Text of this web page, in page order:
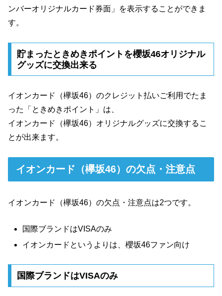
ンバーオリジナルカード券面」を表示することができま
す。
貯まったときめきポイントを櫻坂46オリジナル
グッズに交換出来る
イオンカード（欅坂46）のクレジット払いご利用でたま
った「ときめきポイント」は、
イオンカード（欅坂46）オリジナルグッズに交換するこ
とが出来ます。
イオンカード（欅坂46）の欠点・注意点
イオンカード（欅坂46）の欠点・注意点は2つです。
国際ブランドはVISAのみ
イオンカードというよりは、櫻坂46ファン向け
国際ブランドはVISAのみ